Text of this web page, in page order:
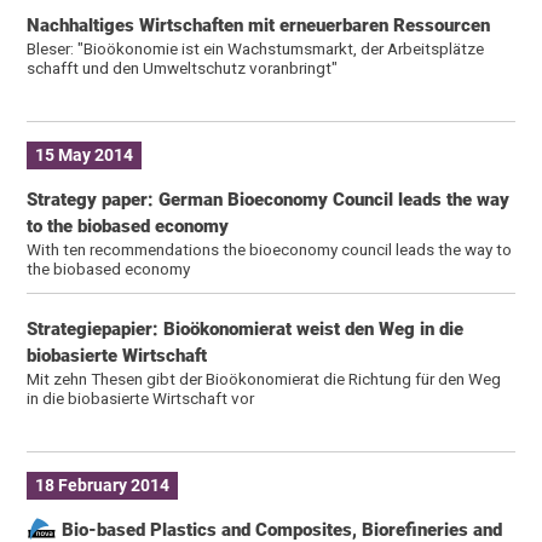
Nachhaltiges Wirtschaften mit erneuerbaren Ressourcen
Bleser: "Bioökonomie ist ein Wachstumsmarkt, der Arbeitsplätze
schafft und den Umweltschutz voranbringt"
15 May 2014
Strategy paper: German Bioeconomy Council leads the way
to the biobased economy
With ten recommendations the bioeconomy council leads the way to
the biobased economy
Strategiepapier: Bioökonomierat weist den Weg in die
biobasierte Wirtschaft
Mit zehn Thesen gibt der Bioökonomierat die Richtung für den Weg
in die biobasierte Wirtschaft vor
18 February 2014
Bio-based Plastics and Composites, Biorefineries and